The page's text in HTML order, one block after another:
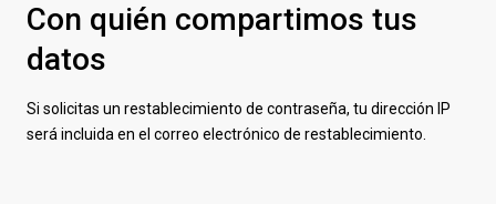
Con quién compartimos tus
datos
Si solicitas un restablecimiento de contraseña, tu dirección IP
será incluida en el correo electrónico de restablecimiento.